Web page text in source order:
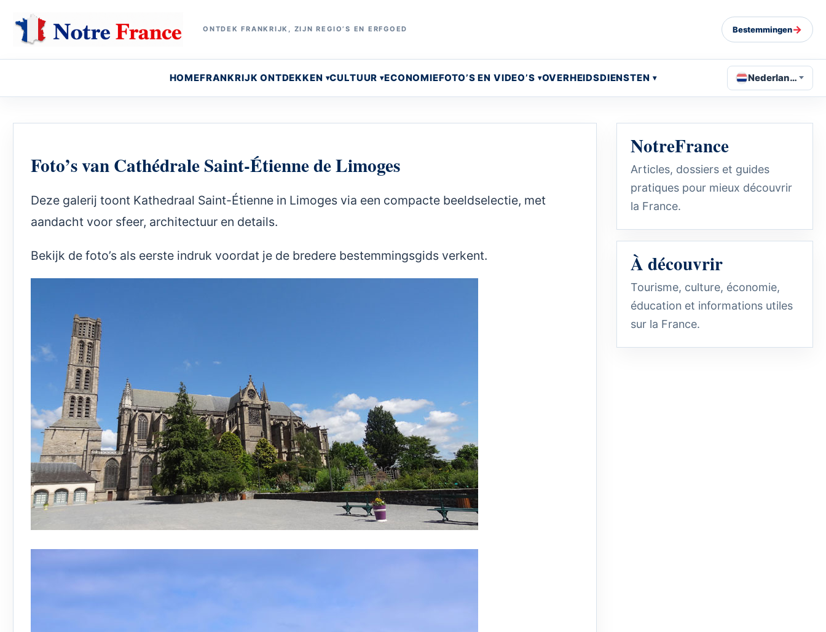
ONTDEK FRANKRIJK, ZIJN REGIO’S EN ERFGOED Bestemmingen→
HOMEFRANKRIJK ONTDEKKEN CULTUUR ECONOMIEFOTO’S EN VIDEO’S OVERHEIDSDIENSTEN Nederlands
Foto’s van Cathédrale Saint-Étienne de Limoges
Deze galerij toont Kathedraal Saint-Étienne in Limoges via een compacte beeldselectie, met
aandacht voor sfeer, architectuur en details.
Bekijk de foto’s als eerste indruk voordat je de bredere bestemmingsgids verkent.
NotreFrance
Articles, dossiers et guides
pratiques pour mieux découvrir
la France.
À découvrir
Tourisme, culture, économie,
éducation et informations utiles
sur la France.